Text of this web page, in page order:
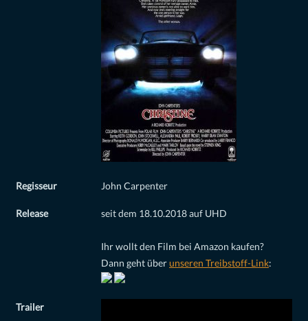
Regisseur John Carpenter
Release seit dem 18.10.2018 auf UHD
Ihr wollt den Film bei Amazon kaufen?
Dann geht überunseren Treibstoff-Link:
Trailer